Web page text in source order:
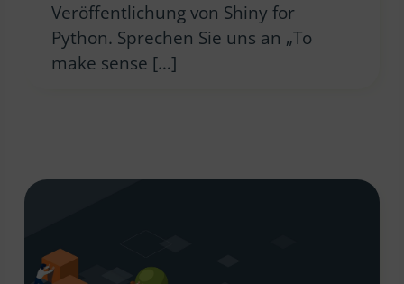
Veröffentlichung von Shiny for
Python. Sprechen Sie uns an „To
make sense […]